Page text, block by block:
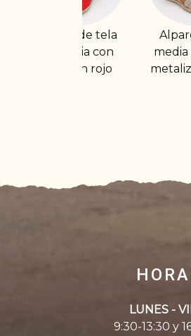
Alpargata cuña
media con gomas
metalizada en rosa
tira
LUNES -
9:30-13:30 y